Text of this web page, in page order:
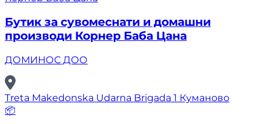
Бутик за сувомеснати и домашни
производи Корнер Баба Цана
ДОМИНОС ДОО
Treta Makedonska Udarna Brigada 1 Куманово
📦